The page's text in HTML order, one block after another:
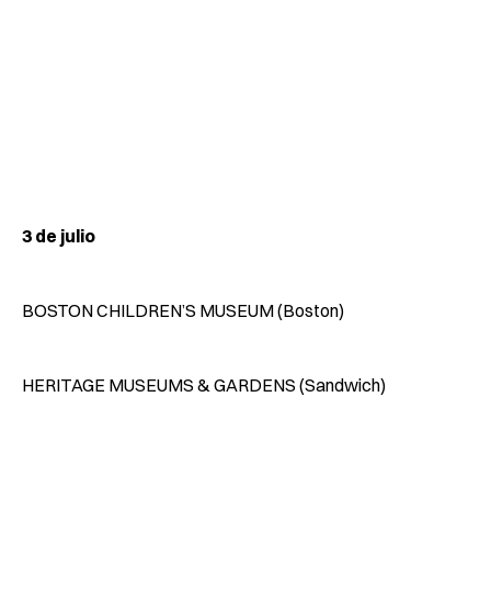
3 de julio
BOSTON CHILDREN’S MUSEUM (Boston)
HERITAGE MUSEUMS & GARDENS (Sandwich)